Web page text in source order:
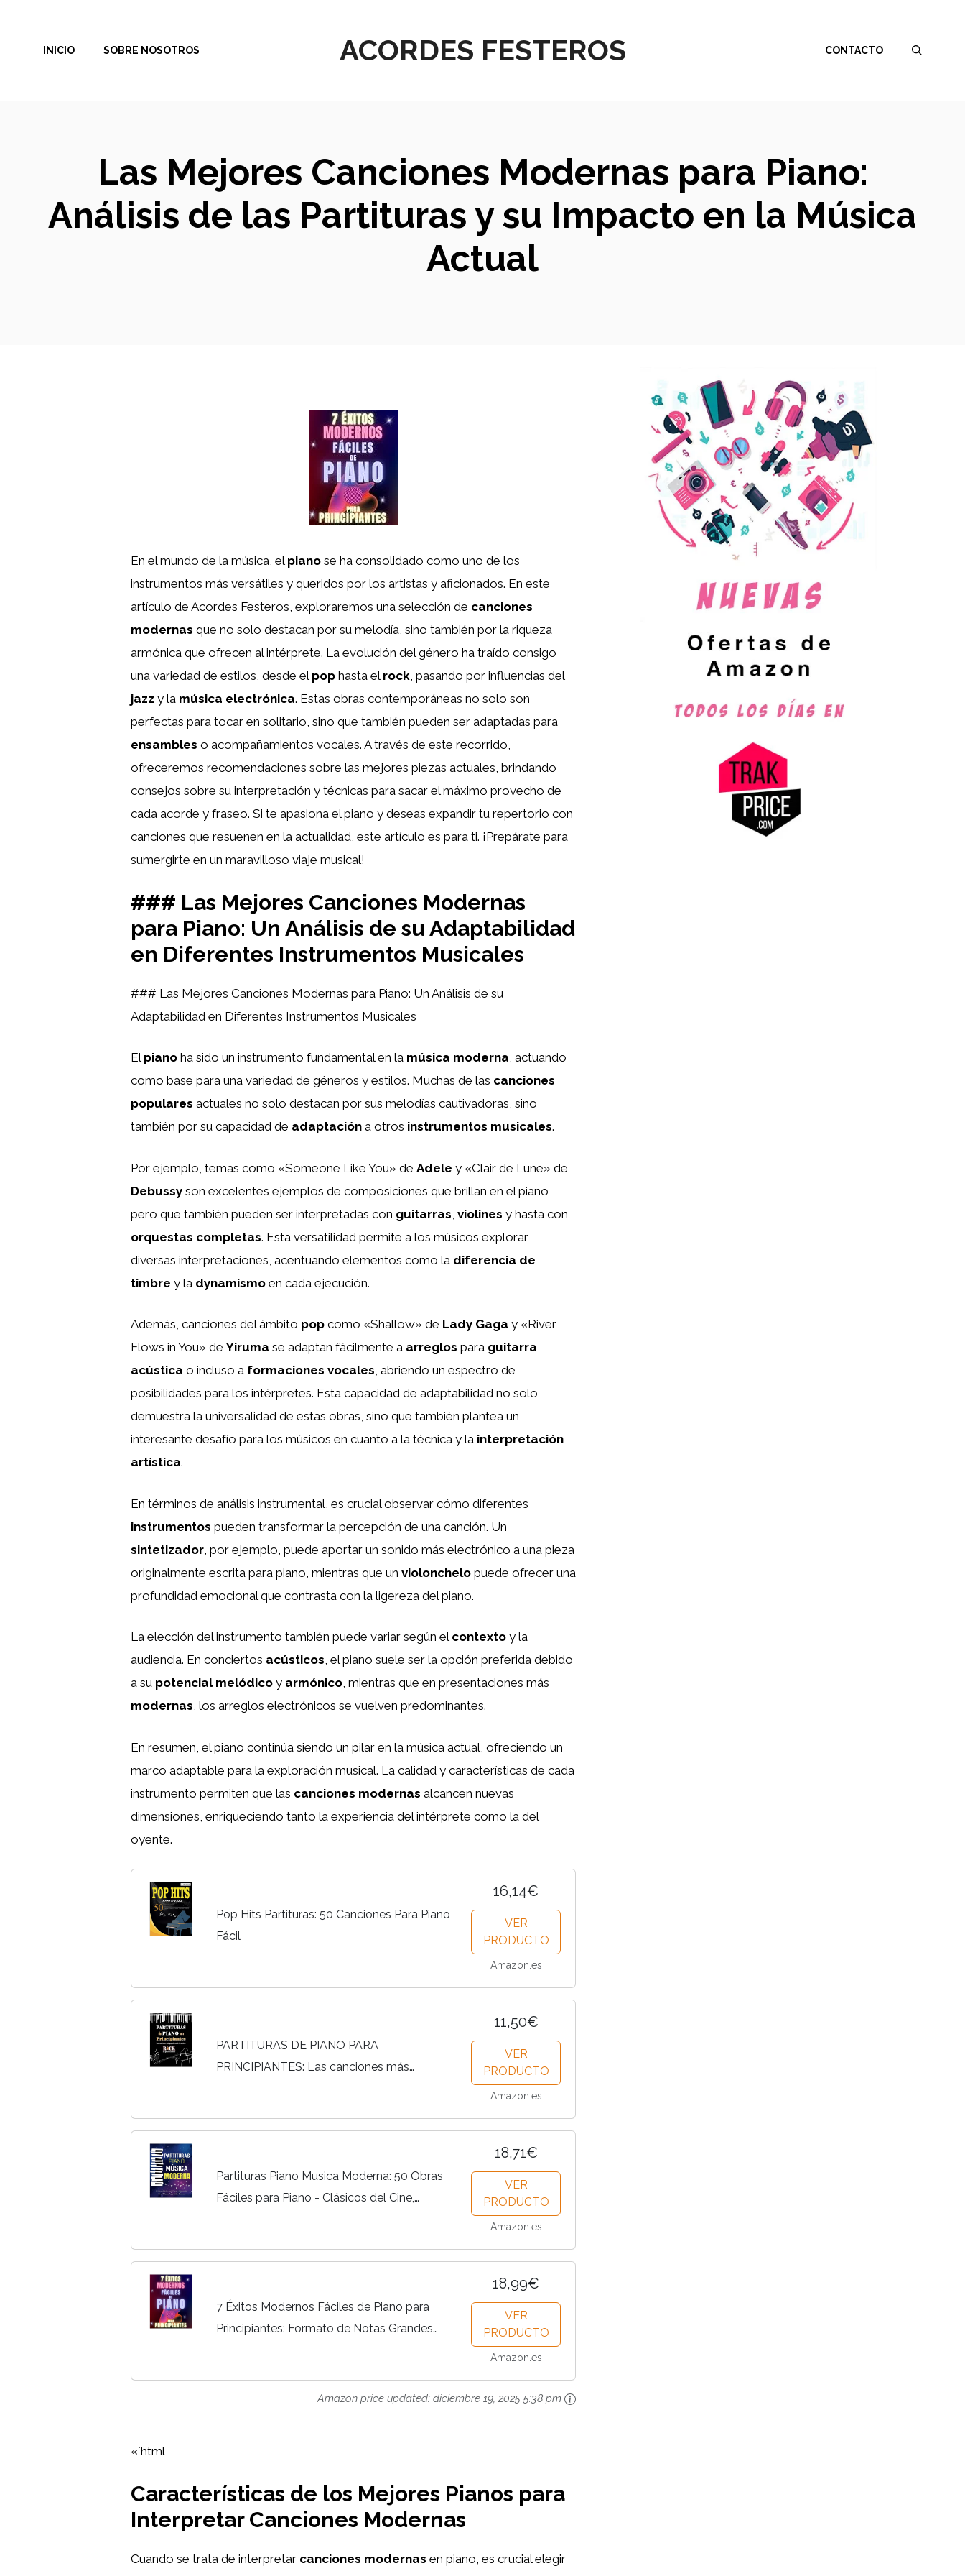
contenido
ACORDES FESTEROS
INICIO SOBRE NOSOTROS CONTACTO
Las Mejores Canciones Modernas para Piano:
Análisis de las Partituras y su Impacto en la Música
Actual
En el mundo de la música, el piano se ha consolidado como uno de los
instrumentos más versátiles y queridos por los artistas y aficionados. En este
artículo de Acordes Festeros, exploraremos una selección de canciones
modernas que no solo destacan por su melodía, sino también por la riqueza
armónica que ofrecen al intérprete. La evolución del género ha traído consigo
una variedad de estilos, desde el pop hasta el rock, pasando por influencias del
jazz y la música electrónica. Estas obras contemporáneas no solo son
perfectas para tocar en solitario, sino que también pueden ser adaptadas para
ensambles o acompañamientos vocales. A través de este recorrido,
ofreceremos recomendaciones sobre las mejores piezas actuales, brindando
consejos sobre su interpretación y técnicas para sacar el máximo provecho de
cada acorde y fraseo. Si te apasiona el piano y deseas expandir tu repertorio con
canciones que resuenen en la actualidad, este artículo es para ti. ¡Prepárate para
sumergirte en un maravilloso viaje musical!
### Las Mejores Canciones Modernas
para Piano: Un Análisis de su Adaptabilidad
en Diferentes Instrumentos Musicales
### Las Mejores Canciones Modernas para Piano: Un Análisis de su
Adaptabilidad en Diferentes Instrumentos Musicales
El piano ha sido un instrumento fundamental en la música moderna, actuando
como base para una variedad de géneros y estilos. Muchas de las canciones
populares actuales no solo destacan por sus melodías cautivadoras, sino
también por su capacidad de adaptación a otros instrumentos musicales.
Por ejemplo, temas como «Someone Like You» de Adele y «Clair de Lune» de
Debussy son excelentes ejemplos de composiciones que brillan en el piano
pero que también pueden ser interpretadas con guitarras violines y hasta con
orquestas completas. Esta versatilidad permite a los músicos explorar
diversas interpretaciones, acentuando elementos como la diferencia de
timbre y la dynamismo en cada ejecución.
Además, canciones del ámbito pop como «Shallow» de Lady Gaga y «River
Flows in You» deYiruma se adaptan fácilmente a arreglos para guitarra
acústica o incluso a formaciones vocales, abriendo un espectro de
posibilidades para los intérpretes. Esta capacidad de adaptabilidad no solo
demuestra la universalidad de estas obras, sino que también plantea un
interesante desafío para los músicos en cuanto a la técnica y la interpretación
artística.
En términos de análisis instrumental, es crucial observar cómo diferentes
instrumentos pueden transformar la percepción de una canción. Un
sintetizador , por ejemplo, puede aportar un sonido más electrónico a una pieza
originalmente escrita para piano, mientras que un violonchelo puede ofrecer una
profundidad emocional que contrasta con la ligereza del piano.
La elección del instrumento también puede variar según el contexto y la
audiencia. En conciertos acústicos, el piano suele ser la opción preferida debido
a su potencial melódico y armónico, mientras que en presentaciones más
modernas, los arreglos electrónicos se vuelven predominantes.
En resumen, el piano continúa siendo un pilar en la música actual, ofreciendo un
marco adaptable para la exploración musical. La calidad y características de cada
instrumento permiten que las canciones modernas alcancen nuevas
dimensiones, enriqueciendo tanto la experiencia del intérprete como la del
oyente.
Pop Hits Partituras: 50 Canciones Para Piano
Fácil
16,14€
VER
PRODUCTO
Amazon.es
PARTITURAS DE PIANO PARA
PRINCIPIANTES: Las canciones más
11,50€
VER
PRODUCTO
Amazon.es
Partituras Piano Musica Moderna: 50 Obras
Fáciles para Piano - Clásicos del Cine,
18,71€
VER
PRODUCTO
Amazon.es
7 Éxitos Modernos Fáciles de Piano para
Principiantes: Formato de Notas Grandes
18,99€
VER
PRODUCTO
Amazon.es
Amazon price updated: diciembre 19, 2025 5:38 pm
«`html
Características de los Mejores Pianos para
Interpretar Canciones Modernas
Cuando se trata de interpretar canciones modernas en piano, es crucial elegir